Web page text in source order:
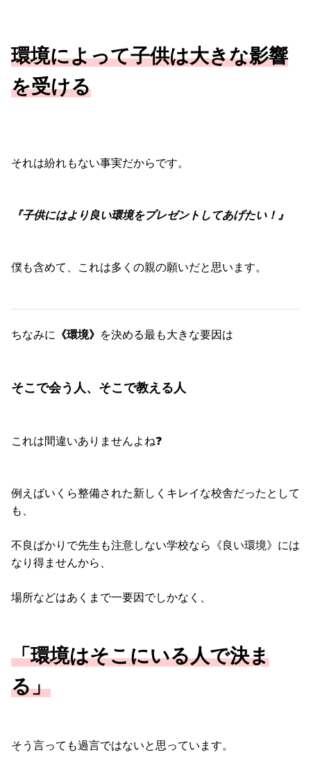
環境によって子供は大きな影響
を受ける
それは紛れもない事実だからです。
『子供にはより良い環境をプレゼントしてあげたい！』
僕も含めて、これは多くの親の願いだと思います。
ちなみに 《環境》 を決める最も大きな要因は
そこで会う人、そこで教える人
これは間違いありませんよね❓
例えばいくら整備された新しくキレイな校舎だったとして
も、
不良ばかりで先生も注意しない学校なら《良い環境》には
なり得ませんから、
場所などはあくまで一要因でしかなく、
「環境はそこにいる人で決ま
る」
そう言っても過言ではないと思っています。